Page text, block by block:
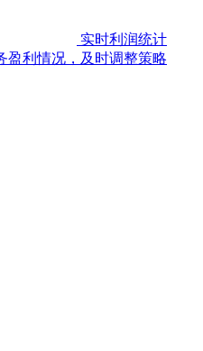
实时利润统计
盈利情况，及时调整策略